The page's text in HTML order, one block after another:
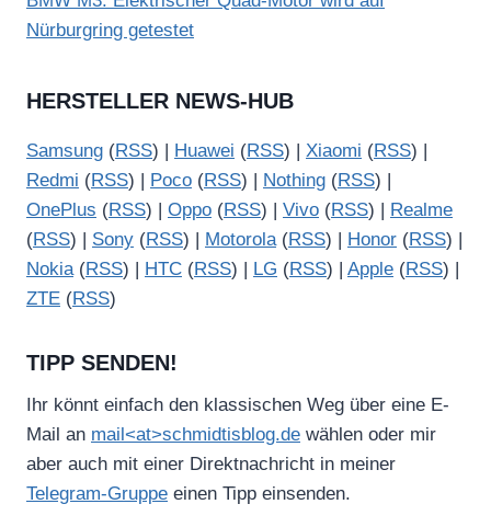
Nürburgring getestet
HERSTELLER NEWS-HUB
Samsung (RSS) | Huawei (RSS) | Xiaomi (RSS) |
Redmi (RSS) | Poco (RSS) | Nothing (RSS) |
OnePlus (RSS) | Oppo (RSS) | Vivo (RSS) |
Realme
(RSS) | Sony (RSS) | Motorola(RSS) | Honor (RSS) |
Nokia(RSS) | HTC (RSS) | LG (RSS) | Apple (RSS) |
ZTE (RSS)
TIPP SENDEN!
Ihr könnt einfach den klassischen Weg über eine E-
Mail an mail<at>schmidtisblog.de wählen oder mir
aber auch mit einer Direktnachricht in meiner
Telegram-Gruppe einen Tipp einsenden.